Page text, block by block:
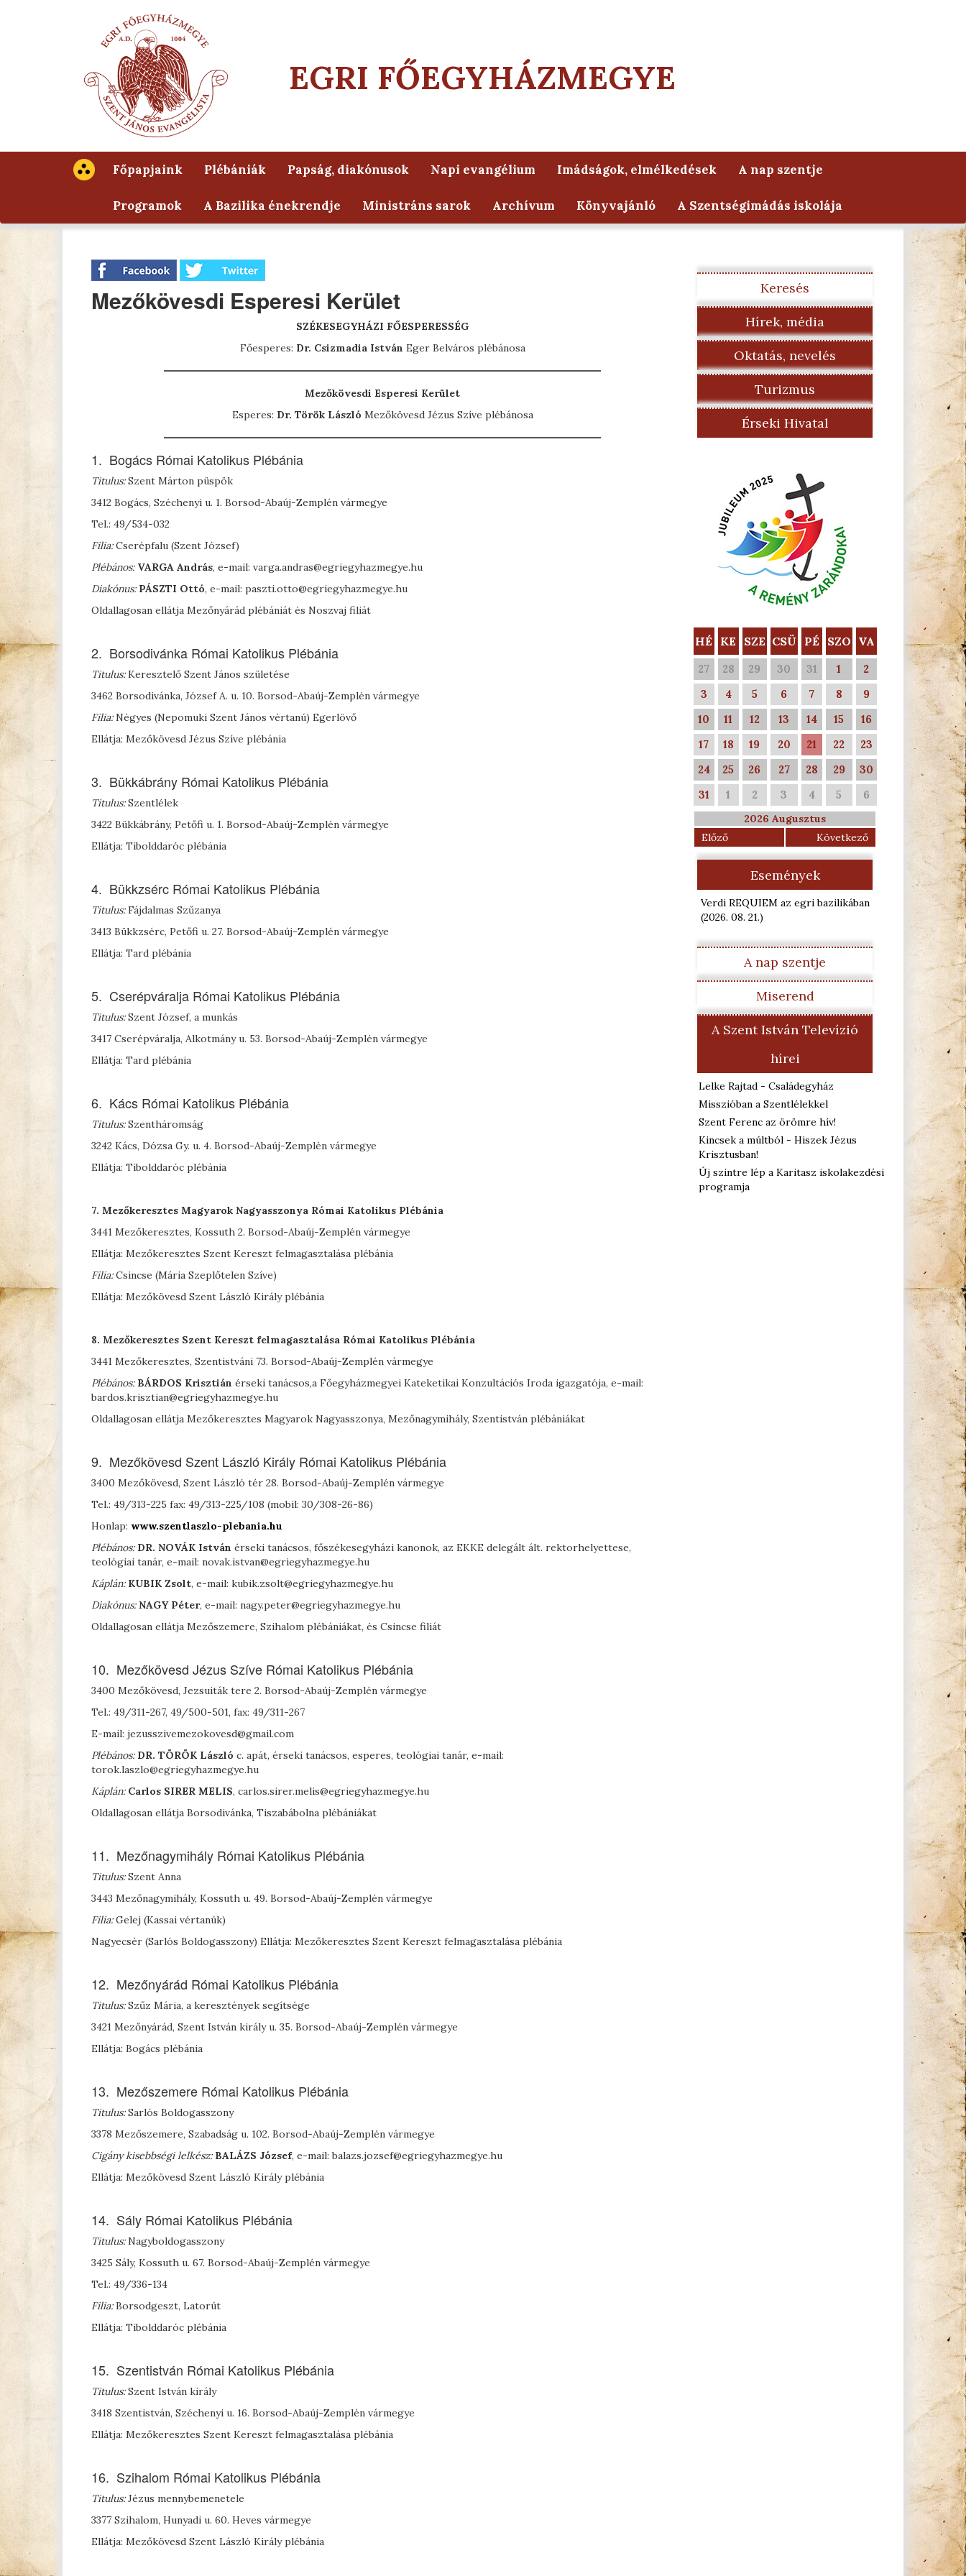
EGRI FŐEGYHÁZMEGYE
Főpapjaink Plébániák Papság, diakónusok Napi evangélium Imádságok, elmélkedések A nap szentje
Programok A Bazilika énekrendje Ministráns sarok Archívum Könyvajánló A Szentségimádás iskolája
Mezőkövesdi Esperesi Kerület
SZÉKESEGYHÁZI FŐESPERESSÉG
Főesperes: Dr. Csizmadia István Eger Belváros plébánosa
Mezőkövesdi Esperesi Kerület
Esperes: Dr. Török László Mezőkövesd Jézus Szíve plébánosa
1. Bogács Római Katolikus Plébánia
Titulus:Szent Márton püspök
3412 Bogács, Széchenyi u. 1. Borsod-Abaúj-Zemplén vármegye
Tel.: 49/534-032
Filia:Cserépfalu (Szent József)
Plébános: VARGA András, e-mail: varga.andras@egriegyhazmegye.hu
Diakónus: PÁSZTI Ottó, e-mail: paszti.otto@egriegyhazmegye.hu
Oldallagosan ellátja Mezőnyárád plébániát és Noszvaj filiát
2. Borsodivánka Római Katolikus Plébánia
Titulus:Keresztelő Szent János születése
3462 Borsodivánka, József A. u. 10. Borsod-Abaúj-Zemplén vármegye
Filia:Négyes (Nepomuki Szent János vértanú) Egerlövő
Ellátja: Mezőkövesd Jézus Szíve plébánia
3. Bükkábrány Római Katolikus Plébánia
Titulus: Szentlélek
3422 Bükkábrány, Petőfi u. 1. Borsod-Abaúj-Zemplén vármegye
Ellátja: Tibolddaróc plébánia
4. Bükkzsérc Római Katolikus Plébánia
Titulus:Fájdalmas Szűzanya
3413 Bükkzsérc, Petőfi u. 27. Borsod-Abaúj-Zemplén vármegye
Ellátja: Tard plébánia
5. Cserépváralja Római Katolikus Plébánia
Titulus:Szent József, a munkás
3417 Cserépváralja, Alkotmány u. 53. Borsod-Abaúj-Zemplén vármegye
Ellátja: Tard plébánia
6. Kács Római Katolikus Plébánia
Titulus: Szentháromság
3242 Kács, Dózsa Gy. u. 4. Borsod-Abaúj-Zemplén vármegye
Ellátja: Tibolddaróc plébánia
7. Mezőkeresztes Magyarok Nagyasszonya Római Katolikus Plébánia
3441 Mezőkeresztes, Kossuth 2. Borsod-Abaúj-Zemplén vármegye
Ellátja: Mezőkeresztes Szent Kereszt felmagasztalása plébánia
Filia:Csincse (Mária Szeplőtelen Szíve)
Ellátja: Mezőkövesd Szent László Király plébánia
8. Mezőkeresztes Szent Kereszt felmagasztalása Római Katolikus Plébánia
3441 Mezőkeresztes, Szentistváni 73. Borsod-Abaúj-Zemplén vármegye
Plébános: BÁRDOS Krisztián érseki tanácsos,a Főegyházmegyei Kateketikai Konzultációs Iroda igazgatója, e-mail:
bardos.krisztian@egriegyhazmegye.hu
Oldallagosan ellátja Mezőkeresztes Magyarok Nagyasszonya, Mezőnagymihály, Szentistván plébániákat
9. Mezőkövesd Szent László Király Római Katolikus Plébánia
3400 Mezőkövesd, Szent László tér 28. Borsod-Abaúj-Zemplén vármegye
Tel.: 49/313-225 fax: 49/313-225/108 (mobil: 30/308-26-86)
Honlap: www.szentlaszlo-plebania.hu
Plébános: DR. NOVÁK István érseki tanácsos, főszékesegyházi kanonok, az EKKE delegált ált. rektorhelyettese,
teológiai tanár, e-mail: novak.istvan@egriegyhazmegye.hu
Káplán: KUBIK Zsolt, e-mail: kubik.zsolt@egriegyhazmegye.hu
Diakónus:NAGY Péter, e-mail: nagy.peter@egriegyhazmegye.hu
Oldallagosan ellátja Mezőszemere, Szihalom plébániákat, és Csincse filiát
10. Mezőkövesd Jézus Szíve Római Katolikus Plébánia
3400 Mezőkövesd, Jezsuiták tere 2. Borsod-Abaúj-Zemplén vármegye
Tel.: 49/311-267, 49/500-501, fax: 49/311-267
E-mail: jezusszivemezokovesd@gmail.com
Plébános: DR. TÖRÖK László c. apát, érseki tanácsos, esperes, teológiai tanár, e-mail:
torok.laszlo@egriegyhazmegye.hu
Káplán: Carlos SIRER MELIS, carlos.sirer.melis@egriegyhazmegye.hu
Oldallagosan ellátja Borsodivánka, Tiszabábolna plébániákat
11. Mezőnagymihály Római Katolikus Plébánia
Titulus: Szent Anna
3443 Mezőnagymihály, Kossuth u. 49. Borsod-Abaúj-Zemplén vármegye
Filia:Gelej (Kassai vértanúk)
Nagyecsér (Sarlós Boldogasszony) Ellátja: Mezőkeresztes Szent Kereszt felmagasztalása plébánia
12. Mezőnyárád Római Katolikus Plébánia
Titulus:Szűz Mária, a keresztények segítsége
3421 Mezőnyárád, Szent István király u. 35. Borsod-Abaúj-Zemplén vármegye
Ellátja: Bogács plébánia
13. Mezőszemere Római Katolikus Plébánia
Titulus:Sarlós Boldogasszony
3378 Mezőszemere, Szabadság u. 102. Borsod-Abaúj-Zemplén vármegye
Cigány kisebbségi lelkész: BALÁZS József, e-mail: balazs.jozsef@egriegyhazmegye.hu
Ellátja: Mezőkövesd Szent László Király plébánia
14. Sály Római Katolikus Plébánia
Titulus: Nagyboldogasszony
3425 Sály, Kossuth u. 67. Borsod-Abaúj-Zemplén vármegye
Tel.: 49/336-134
Filia:Borsodgeszt, Latorút
Ellátja: Tibolddaróc plébánia
15. Szentistván Római Katolikus Plébánia
Titulus:Szent István király
3418 Szentistván, Széchenyi u. 16. Borsod-Abaúj-Zemplén vármegye
Ellátja: Mezőkeresztes Szent Kereszt felmagasztalása plébánia
16. Szihalom Római Katolikus Plébánia
Titulus:Jézus mennybemenetele
3377 Szihalom, Hunyadi u. 60. Heves vármegye
Ellátja: Mezőkövesd Szent László Király plébánia
Keresés
Hírek, média
Oktatás, nevelés
Turizmus
Érseki Hivatal
HÉ KE SZE CSÜ PÉ SZO VA
27 28 29 30 31 1
2
3
4 5 6 7 8
9
10
11 12 13 14 15
16
17
18 19 20 21 22
23
24
25 26 27 28 29
30
31
1 2 3 4 5 6
2026 Augusztus
Előző
Következő
Események
Verdi REQUIEM az egri bazilikában
(2026. 08. 21.)
A nap szentje
Miserend
A Szent István Televízió
hírei
Lelke Rajtad - Családegyház
Misszióban a Szentlélekkel
Szent Ferenc az örömre hív!
Kincsek a múltból - Hiszek Jézus
Krisztusban!
Új szintre lép a Karitasz iskolakezdési
programja